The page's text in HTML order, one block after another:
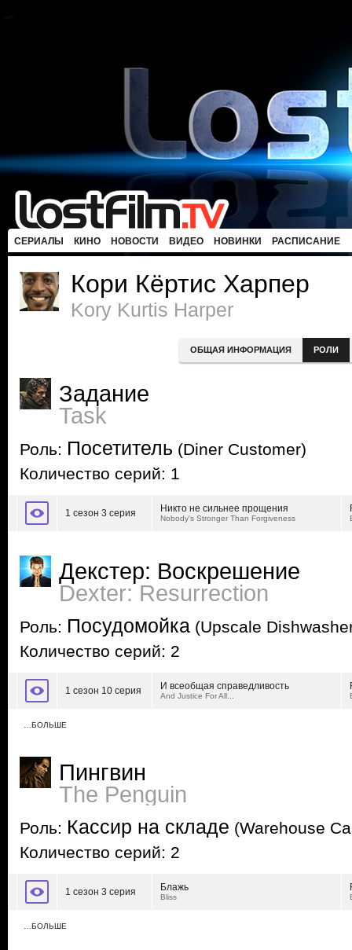
СЕРИАЛЫ КИНО НОВОСТИ ВИДЕО НОВИНКИ РАСПИСАНИЕ
Кори Кёртис Харпер
Kory Kurtis Harper
ОБЩАЯ ИНФОРМАЦИЯ РОЛИ
Задание
Task
Роль: Посетитель (Diner Customer)
Количество серий: 1
1 сезон 3 серия Никто не сильнее прощения
Nobody's Stronger Than Forgiveness
Декстер: Воскрешение
Dexter: Resurrection
Роль: Посудомойка (Upscale
Количество серий: 2
1 сезон 10 серия И всеобщая справедливость
And Justice For All...
…БОЛЬШЕ
Пингвин
The Penguin
Роль: Кассир на складе (Warehouse
Количество серий: 2
1 сезон 3 серия Блажь
Bliss
…БОЛЬШЕ